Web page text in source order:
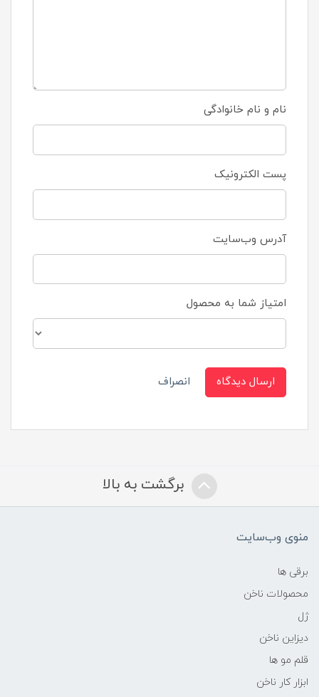
نام و نام خانوادگی
پست الکترونیک
آدرس وب‌سایت
امتیاز شما به محصول
ارسال دیدگاه انصراف
برگشت به بالا
منوی وب‌سایت
برقی ها
محصولات ناخن
ژل
دیزاین ناخن
قلم مو ها
ابزار کار ناخن